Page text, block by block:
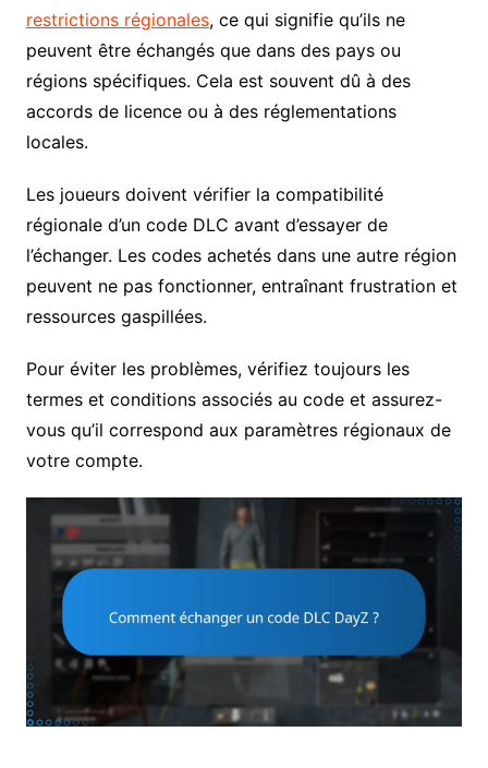
restrictions régionales, ce qui signifie qu’ils ne
peuvent être échangés que dans des pays ou
régions spécifiques. Cela est souvent dû à des
accords de licence ou à des réglementations
locales.
Les joueurs doivent vérifier la compatibilité
régionale d’un code DLC avant d’essayer de
l’échanger. Les codes achetés dans une autre région
peuvent ne pas fonctionner, entraînant frustration et
ressources gaspillées.
Pour éviter les problèmes, vérifiez toujours les
termes et conditions associés au code et assurez-
vous qu’il correspond aux paramètres régionaux de
votre compte.